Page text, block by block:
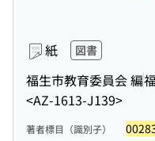
紙 図書
福生市教育委員会 編
<AZ-1613-J139>
著者標目（識別子）